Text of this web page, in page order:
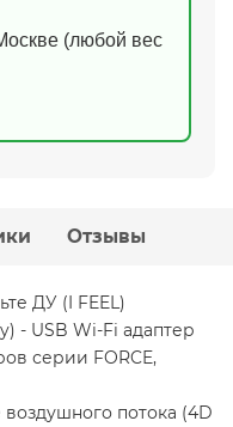
(любой вес
Отзывы
ДУ (I FEEL)
- USB Wi-Fi адаптер
серии FORCE,
потока (4D